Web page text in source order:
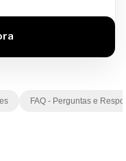
FAQ - Perguntas e